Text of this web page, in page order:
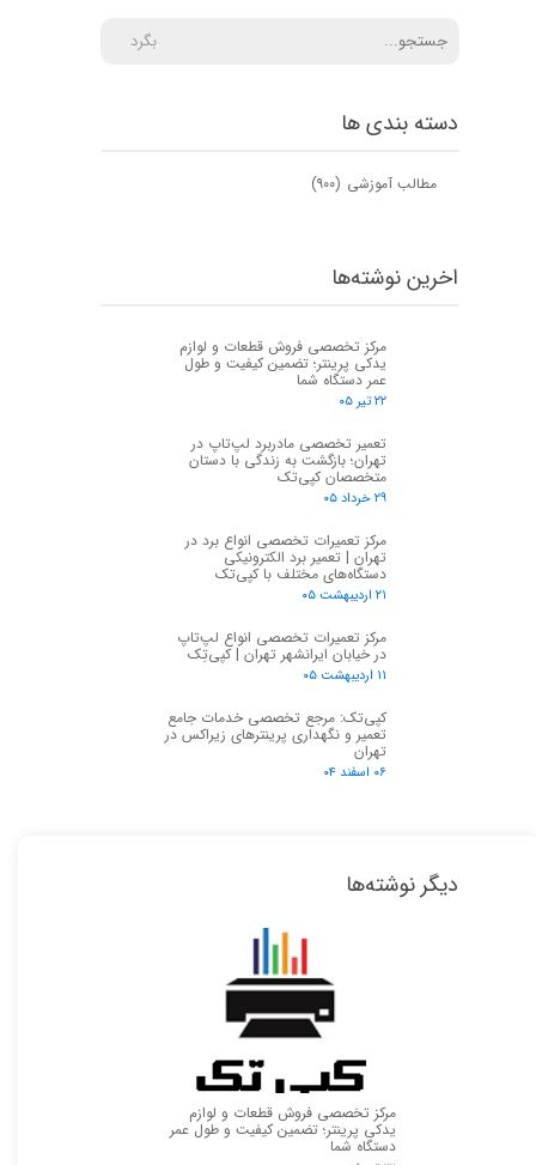
دسته بندی ها
مطالب آموزشی (۹۰۰)
بگرد
اخرین نوشته‌ها
مرکز تخصصی فروش قطعات و لوازم
یدکی پرینتر؛ تضمین کیفیت و طول
عمر دستگاه شما
۲۲ تیر ۰۵
تعمیر تخصصی مادربرد لپ‌تاپ در
تهران؛ بازگشت به زندگی با دستان
متخصصان کپی‌تک
۲۹ خرداد ۰۵
مرکز تعمیرات تخصصی انواع برد در
تهران | تعمیر برد الکترونیکی
دستگاه‌های مختلف با کپی‌تک
۲۱ اردیبهشت ۰۵
مرکز تعمیرات تخصصی انواع لپ‌تاپ
در خیابان ایرانشهر تهران | کپی‌تِک
۱۱ اردیبهشت ۰۵
کپی‌تک: مرجع تخصصی خدمات جامع
تعمیر و نگهداری پرینترهای زیراکس در
تهران
۰۶ اسفند ۰۴
دیگر نوشته‌ها
مرکز تخصصی فروش قطعات و لوازم
یدکی پرینتر؛ تضمین کیفیت و طول عمر
دستگاه شما